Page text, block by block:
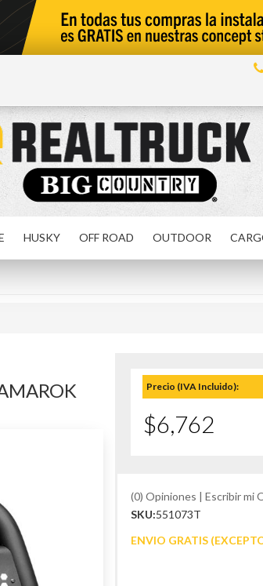
HUSKY OFF ROAD OUTDOOR
Precio (IVA Incluido):
$6,762
(0) Opiniones | Escribir mi
SKU:551073T
ENVIO GRATIS